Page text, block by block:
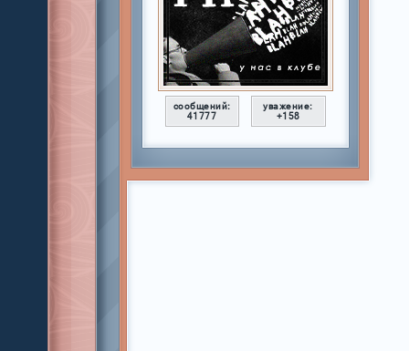
сообщений:
41777
уважение:
+158